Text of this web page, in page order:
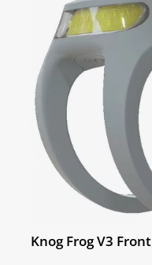
Knog Frog V3 Front